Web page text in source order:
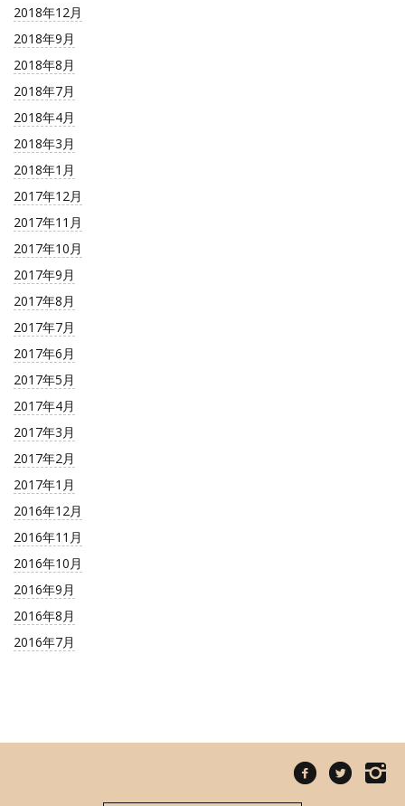
2018年12月
2018年9月
2018年8月
2018年7月
2018年4月
2018年3月
2018年1月
2017年12月
2017年11月
2017年10月
2017年9月
2017年8月
2017年7月
2017年6月
2017年5月
2017年4月
2017年3月
2017年2月
2017年1月
2016年12月
2016年11月
2016年10月
2016年9月
2016年8月
2016年7月